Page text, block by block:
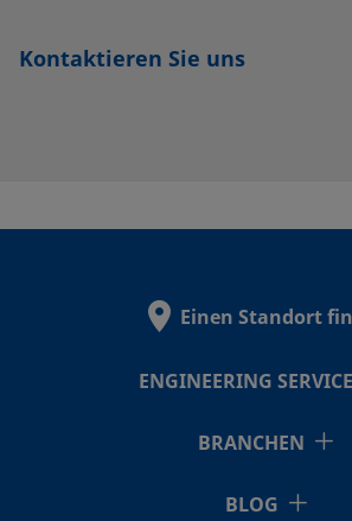
Messing 1/
Kontaktieren Sie uns
Einen Standort
ENGINEERING
BRANCHEN
BLOG